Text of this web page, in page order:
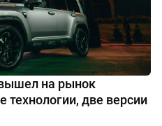
на рынок
технологии, две версии